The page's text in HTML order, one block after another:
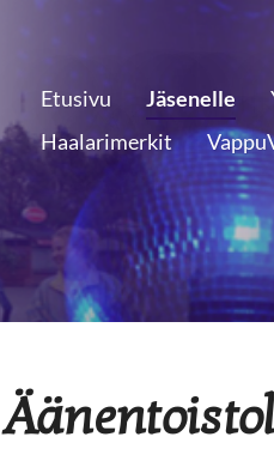
Etusivu Jäsenelle
Haalarimerkit